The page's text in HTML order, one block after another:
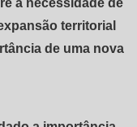
a necessidade de
territorial
de uma nova